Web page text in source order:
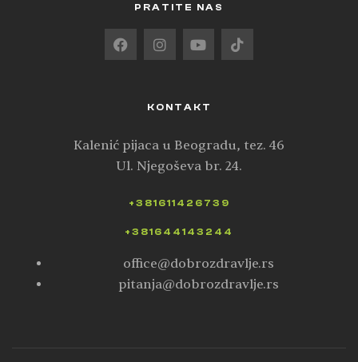
PRATITE NAS
KONTAKT
Kalenić pijaca u Beogradu, tez. 46
Ul. Njegoševa br. 24.
+381611426739
+381644143244
office@dobrozdravlje.rs
pitanja@dobrozdravlje.rs